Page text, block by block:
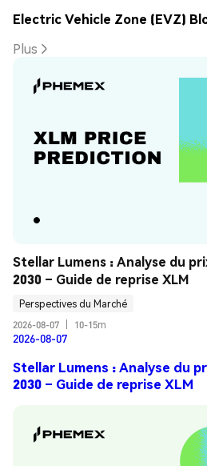
Electric Vehicle Zone (EVZ)
Plus
Stellar Lumens : Analyse du
2030 – Guide de reprise XLM
Perspectives du Marché
2026-08-07
10-15m
2026-08-07
Stellar Lumens : Analyse du
2030 – Guide de reprise XLM